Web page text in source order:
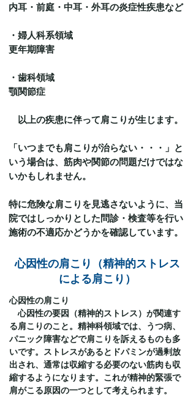
内耳・前庭・中耳・外耳の炎症性疾患など
・婦人科系領域
更年期障害
・歯科領域
顎関節症
以上の疾患に伴って肩こりが生じます。
「いつまでも肩こりが治らない・・・」と
いう場合は、筋肉や関節の問題だけではな
いかもしれません。
特に危険な肩こりを見逃さないように、当
院ではしっかりとした問診・検査等を行い
施術の不適応かどうかを確認しています。
心因性の肩こり（精神的ストレス
による肩こり）
心因性の肩こり
心因性の要因（精神的ストレス）が関連す
る肩こりのこと。精神科領域では、うつ病、
パニック障害などで肩こりを訴えるものも多
いです。ストレスがあるとドパミンが過剰放
出され、通常は収縮する必要のない筋肉も収
縮するようになります。これが精神的緊張で
肩がこる原因の一つとして考えられます。